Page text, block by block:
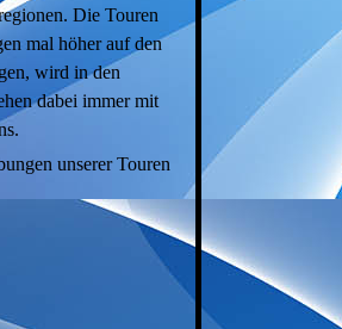
Die Touren
mal höher auf den
wird in den
dabei immer mit
unserer Touren